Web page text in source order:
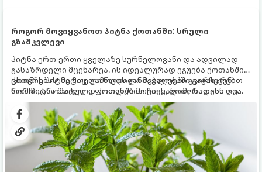
როგორ მოვიყვანოთ პიტნა ქოთანში: სრული
გზამკვლევი
პიტნა ერთ-ერთი ყველაზე სურნელოვანი და ადვილად
გასაზრდელი მცენარეა. ის იდეალურად ეგუება ქოთანში
ცხოვრებას, მეტიც, გამოცდილი მებაღეები გვირჩევენ,
რომ პიტნა მხოლოდ ქოთანში მოვიყვანოთ, რადგან ღია
გრუნტში (ბაღში) დარგვისას ის ფესვებით ძალიან
სწრაფად ვრცელდება და სხვა მცენარეებს ავიწროებს.
ქოთნის პიტნა მთელი წლის განმავლობაში გაგახარებთ
ნორჩი, არომატული ფოთლებით ჩაის, ლიმონათისა თუ
კერძებისთვის.